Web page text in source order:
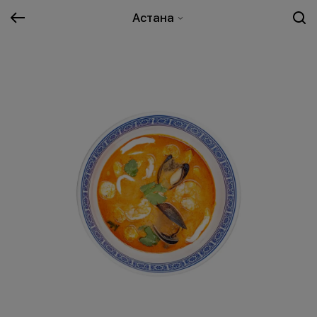
Астана